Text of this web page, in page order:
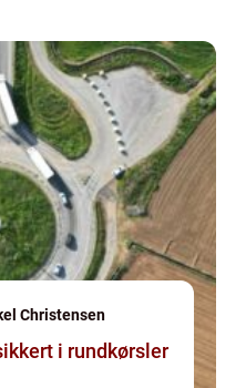
Christensen
i rundkørsler